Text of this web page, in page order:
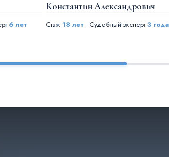
6 лет
Константин Александрович
Стаж 18 лет· Судебный эксперт 3 года